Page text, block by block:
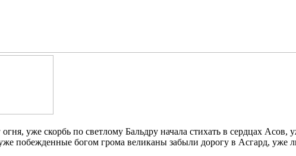
уже скорбь по светлому Бальдру начала стихать в сердцах
побежденные богом грома великаны забыли дорогу в Асгард, уже